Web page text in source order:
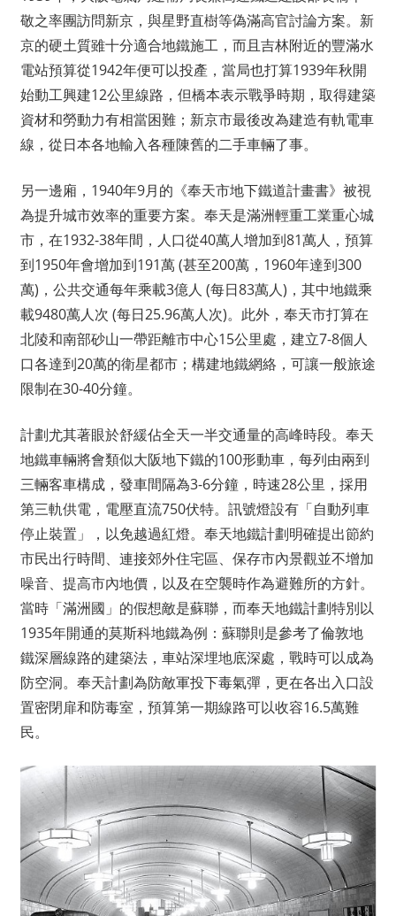
敬之率團訪問新京，與星野直樹等偽滿高官討論方案。新
京的硬土質雖十分適合地鐵施工，而且吉林附近的豐滿水
電站預算從1942年便可以投產，當局也打算1939年秋開
始動工興建12公里線路，但橋本表示戰爭時期，取得建築
資材和勞動力有相當困難；新京市最後改為建造有軌電車
線，從日本各地輸入各種陳舊的二手車輛了事。
另一邊廂，1940年9月的《奉天市地下鐵道計畫書》被視
為提升城市效率的重要方案。奉天是滿洲輕重工業重心城
市，在1932-38年間，人口從40萬人增加到81萬人，預算
到1950年會增加到191萬 (甚至200萬，1960年達到300
萬)，公共交通每年乘載3億人 (每日83萬人)，其中地鐵乘
載9480萬人次 (每日25.96萬人次)。此外，奉天市打算在
北陵和南部砂山一帶距離市中心15公里處，建立7-8個人
口各達到20萬的衛星都市；構建地鐵網絡，可讓一般旅途
限制在30-40分鐘。
計劃尤其著眼於舒緩佔全天一半交通量的高峰時段。奉天
地鐵車輛將會類似大阪地下鐵的100形動車，每列由兩到
三輛客車構成，發車間隔為3-6分鐘，時速28公里，採用
第三軌供電，電壓直流750伏特。訊號燈設有「自動列車
停止裝置」，以免越過紅燈。奉天地鐵計劃明確提出節約
市民出行時間、連接郊外住宅區、保存市內景觀並不增加
噪音、提高市內地價，以及在空襲時作為避難所的方針。
當時「滿洲國」的假想敵是蘇聯，而奉天地鐵計劃特別以
1935年開通的莫斯科地鐵為例：蘇聯則是參考了倫敦地
鐵深層線路的建築法，車站深埋地底深處，戰時可以成為
防空洞。奉天計劃為防敵軍投下毒氣彈，更在各出入口設
置密閉扉和防毒室，預算第一期線路可以收容16.5萬難
民。